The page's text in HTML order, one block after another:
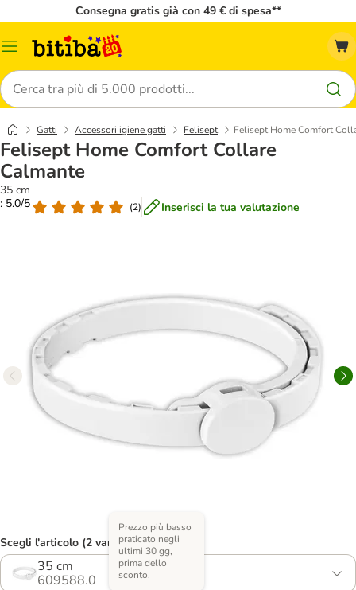
Consegna gratis già con 49 € di spesa**
Overview
Cerca
Gatti Accessori igiene gatti Felisept Felisept Home Comfort
Felisept Home Comfort Collare
Calmante
35 cm
: 5.0/5
(2) Inserisci la tua valutazione
Scegli l'articolo (2 varianti)
35 cm
609588.0
Prezzo più basso
praticato negli
ultimi 30 gg,
prima dello
sconto.